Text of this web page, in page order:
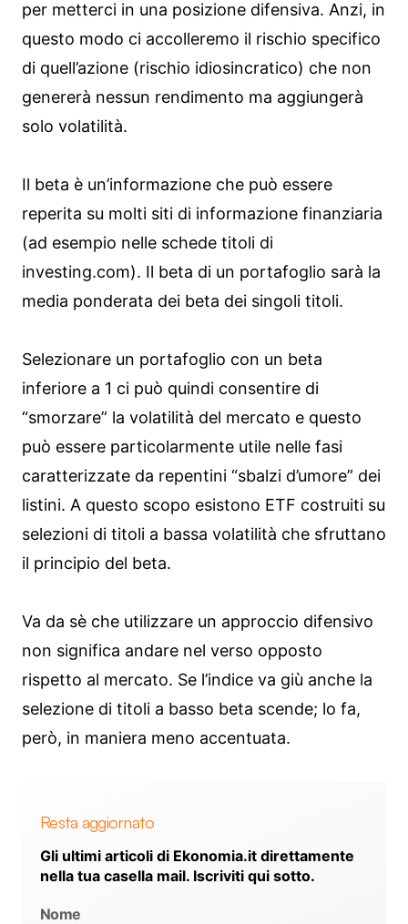
per metterci in una posizione difensiva. Anzi, in
questo modo ci accolleremo il rischio specifico
di quell’azione (rischio idiosincratico) che non
genererà nessun rendimento ma aggiungerà
solo volatilità.
Il beta è un’informazione che può essere
reperita su molti siti di informazione finanziaria
(ad esempio nelle schede titoli di
investing.com). Il beta di un portafoglio sarà la
media ponderata dei beta dei singoli titoli.
Selezionare un portafoglio con un beta
inferiore a 1 ci può quindi consentire di
“smorzare” la volatilità del mercato e questo
può essere particolarmente utile nelle fasi
caratterizzate da repentini “sbalzi d’umore” dei
listini. A questo scopo esistono ETF costruiti su
selezioni di titoli a bassa volatilità che sfruttano
il principio del beta.
Va da sè che utilizzare un approccio difensivo
non significa andare nel verso opposto
rispetto al mercato. Se l’indice va giù anche la
selezione di titoli a basso beta scende; lo fa,
però, in maniera meno accentuata.
Resta aggiornato
Gli ultimi articoli di Ekonomia.it direttamente
nella tua casella mail. Iscriviti qui sotto.
Nome